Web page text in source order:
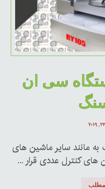
سی ان
مانند سایر ماشین های
کنترل عددی قرار ...
مطلب